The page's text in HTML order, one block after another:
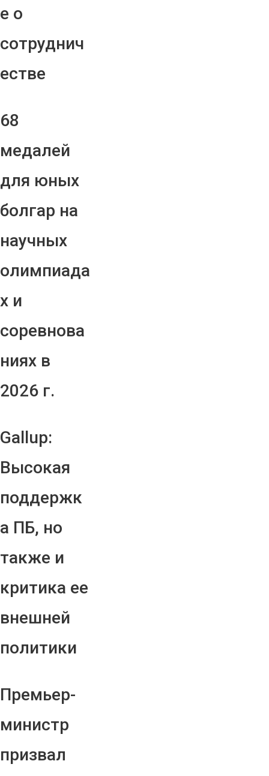
е о
сотруднич
естве
68
медалей
для юных
болгар на
научных
олимпиада
х и
соревнова
ниях в
2026 г.
Gallup:
Высокая
поддержк
а ПБ, но
также и
критика ее
внешней
политики
Премьер-
министр
призвал